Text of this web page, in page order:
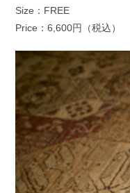
Size：FREE
Price：6,600円（税込）